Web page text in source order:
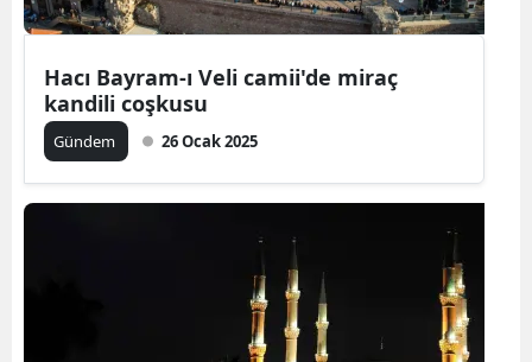
Hacı Bayram-ı Veli camii'de miraç
kandili coşkusu
Gündem 26 Ocak 2025